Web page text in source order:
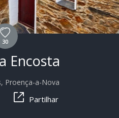
30
Encosta
Proença-a-Nova
Partilhar